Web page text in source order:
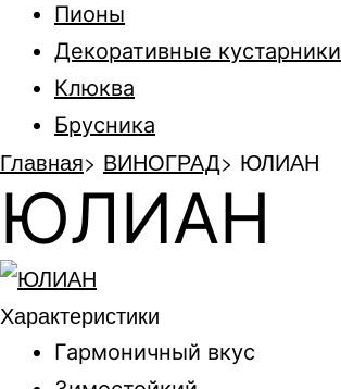
Пионы
Декоративные кустарники
Клюква
Брусника
Главная> ВИНОГРАД> ЮЛИАН
ЮЛИАН
Характеристики
Гармоничный вкус